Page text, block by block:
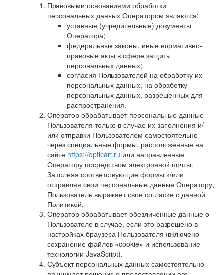
Правовыми основаниями обработки
персональных данных Оператором являются:
уставные (учредительные) документы
Оператора;
федеральные законы, иные нормативно-
правовые акты в сфере защиты
персональных данных;
согласия Пользователей на обработку их
персональных данных, на обработку
персональных данных, разрешенных для
распространения.
Оператор обрабатывает персональные данные
Пользователя только в случае их заполнения и/
или отправки Пользователем самостоятельно
через специальные формы, расположенные на
сайте https://opticart.ru или направленные
Оператору посредством электронной почты.
Заполняя соответствующие формы и/или
отправляя свои персональные данные Оператору,
Пользователь выражает свое согласие с данной
Политикой.
Оператор обрабатывает обезличенные данные о
Пользователе в случае, если это разрешено в
настройках браузера Пользователя (включено
сохранение файлов «cookie» и использование
технологии JavaScript).
Субъект персональных данных самостоятельно